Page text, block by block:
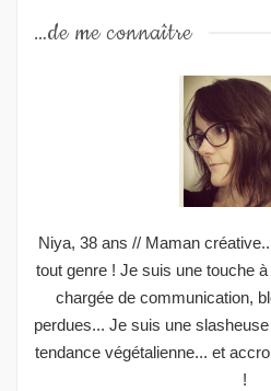
…de me connaître
Niya, 38 ans // Maman
tout genre ! Je suis une touche
chargée de communication,
perdues... Je suis une
tendance végétalienne... et
!